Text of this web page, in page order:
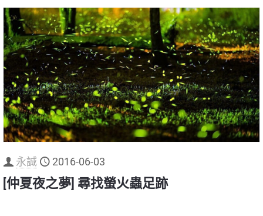
永誠 2016-06-03
[仲夏夜之夢] 尋找螢火蟲足跡